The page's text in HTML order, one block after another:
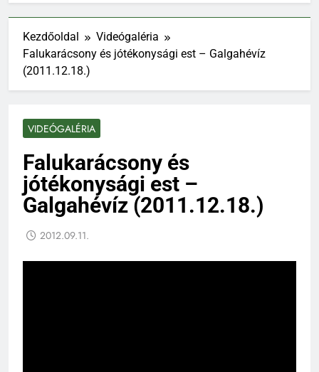
Kezdőoldal
Videógaléria
Falukarácsony és jótékonysági est – Galgahévíz
(2011.12.18.)
VIDEÓGALÉRIA
Falukarácsony és
jótékonysági est –
Galgahévíz (2011.12.18.)
2012.09.11.